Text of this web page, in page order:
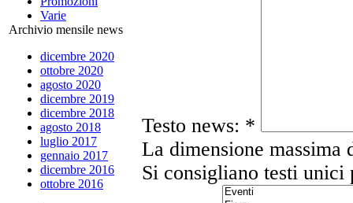
Varie
Archivio mensile news
dicembre 2020
ottobre 2020
agosto 2020
dicembre 2019
dicembre 2018
agosto 2018
luglio 2017
gennaio 2017
dicembre 2016
ottobre 2016
Testo news: *
La dimensione
Si consigliano testi